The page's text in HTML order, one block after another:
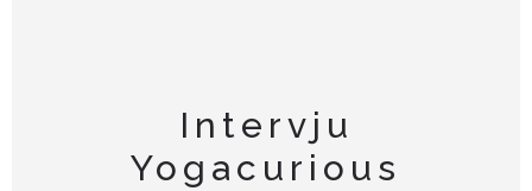
Intervju
Yogacurious